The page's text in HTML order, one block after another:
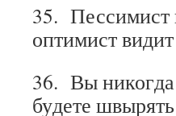
35. Пес­си­мист
оп­ти­мист
36. Вы ни­ког­да
бу­де­те